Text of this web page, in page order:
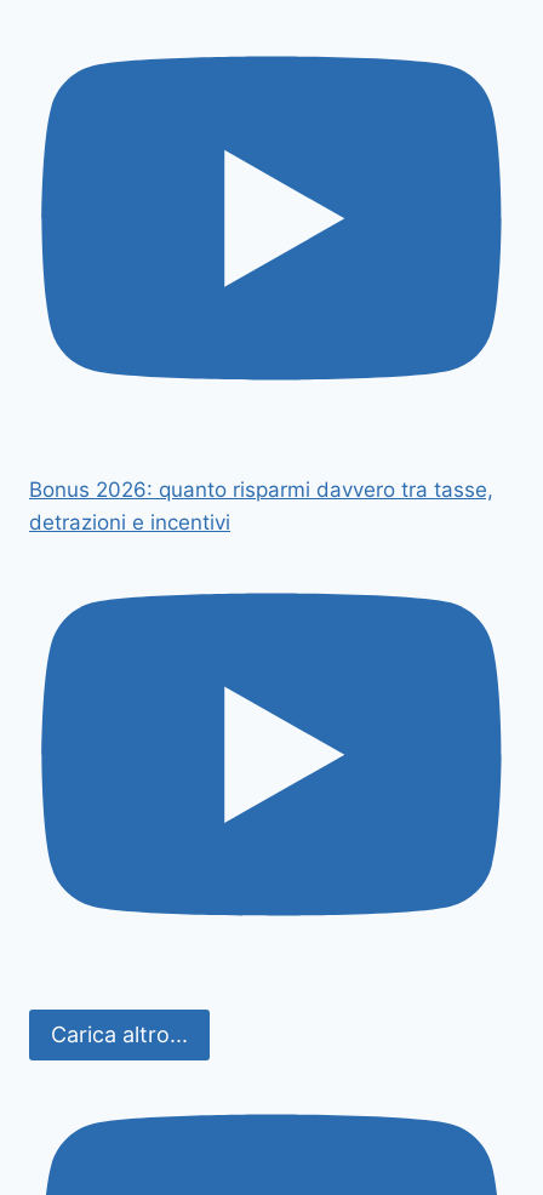
Bonus 2026: quanto risparmi davvero tra tasse,
detrazioni e incentivi
Carica altro...